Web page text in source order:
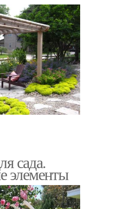
сада.
элементы